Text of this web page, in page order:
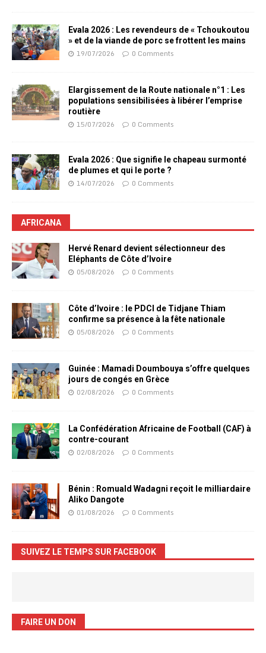
Evala 2026 : Les revendeurs de « Tchoukoutou
» et de la viande de porc se frottent les mains
19/07/2026 0 Comments
Elargissement de la Route nationale n°1 : Les
populations sensibilisées à libérer l’emprise
routière
15/07/2026 0 Comments
Evala 2026 : Que signifie le chapeau surmonté
de plumes et qui le porte ?
14/07/2026 0 Comments
AFRICANA
Hervé Renard devient sélectionneur des
Eléphants de Côte d’Ivoire
05/08/2026 0 Comments
Côte d’Ivoire : le PDCI de Tidjane Thiam
confirme sa présence à la fête nationale
05/08/2026 0 Comments
Guinée : Mamadi Doumbouya s’offre quelques
jours de congés en Grèce
02/08/2026 0 Comments
La Confédération Africaine de Football (CAF) à
contre-courant
02/08/2026 0 Comments
Bénin : Romuald Wadagni reçoit le milliardaire
Aliko Dangote
01/08/2026 0 Comments
SUIVEZ LE TEMPS SUR FACEBOOK
FAIRE UN DON